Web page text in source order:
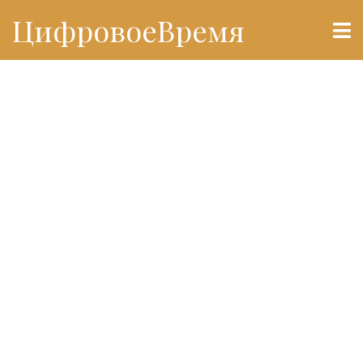
ЦифровоеВремя